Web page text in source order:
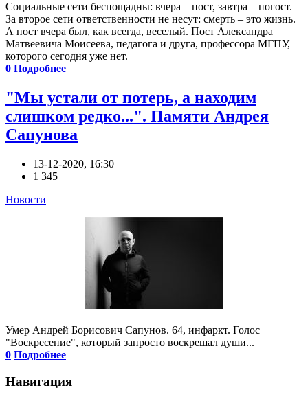
Социальные сети беспощадны: вчера – пост, завтра – погост.
За второе сети ответственности не несут: смерть – это жизнь.
А пост вчера был, как всегда, веселый. Пост Александра
Матвеевича Моисеева, педагога и друга, профессора МГПУ,
которого сегодня уже нет.
0 Подробнее
"Мы устали от потерь, а находим
слишком редко...". Памяти Андрея
Сапунова
13-12-2020, 16:30
1 345
Новости
Умер Андрей Борисович Сапунов. 64, инфаркт. Голос
"Воскресение", который запросто воскрешал души...
0 Подробнее
Навигация